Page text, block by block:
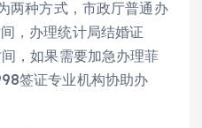
种方式，市政厅普通办
，办理统计局结婚证
，如果需要加急办理菲
签证专业机构协助办